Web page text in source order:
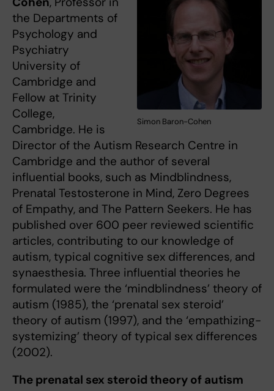
Simon Baron-Cohen
the Departments of
Psychology and
Psychiatry
University of
Cambridge and
Fellow at Trinity
College,
Cambridge. He is
Director of the Autism Research Centre in
Cambridge and the author of several
influential books, such as Mindblindness,
Prenatal Testosterone in Mind, Zero Degrees
of Empathy, and The Pattern Seekers. He has
published over 600 peer reviewed scientific
articles, contributing to our knowledge of
autism, typical cognitive sex differences, and
synaesthesia. Three influential theories he
formulated were the ‘mindblindness’ theory of
autism (1985), the ‘prenatal sex steroid’
theory of autism (1997), and the ‘empathizing-
systemizing’ theory of typical sex differences
(2002).
The prenatal sex steroid theory of autism